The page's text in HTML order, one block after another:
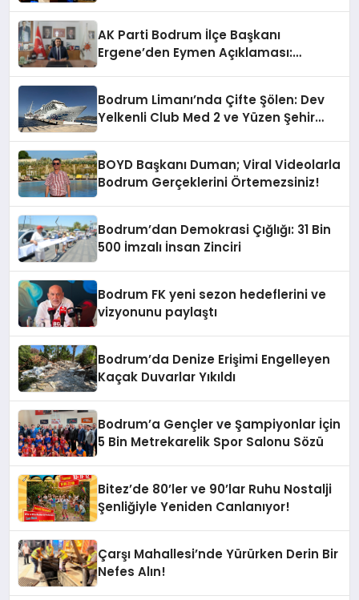
AK Parti Bodrum İlçe Başkanı
Ergene’den Eymen Açıklaması:
Bodrum Limanı’nda Çifte Şölen: Dev
Yelkenli Club Med 2 ve Yüzen Şehir
BOYD Başkanı Duman; Viral Videolarla
Bodrum Gerçeklerini Örtemezsiniz!
Bodrum’dan Demokrasi Çığlığı: 31 Bin
500 İmzalı İnsan Zinciri
Bodrum FK yeni sezon hedeflerini ve
vizyonunu paylaştı
Bodrum’da Denize Erişimi Engelleyen
Kaçak Duvarlar Yıkıldı
Bodrum’a Gençler ve Şampiyonlar İçin
5 Bin Metrekarelik Spor Salonu Sözü
Bitez’de 80’ler ve 90’lar Ruhu Nostalji
Şenliğiyle Yeniden Canlanıyor!
Çarşı Mahallesi’nde Yürürken Derin Bir
Nefes Alın!